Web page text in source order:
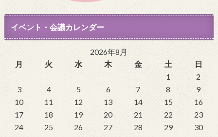
イベント・会議カレンダー
2026年8月
月
火 水 木 金 土
日
1
2
3
4 5 6 7 8
9
10
11 12 13 14 15
16
17
18 19 20 21 22
23
24
25 26 27 28 29
30